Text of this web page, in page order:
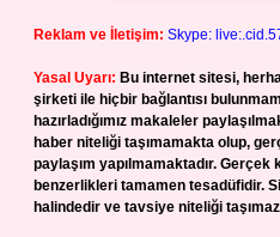
Reklam ve İletişim: Skype:
Yasal Uyarı: Bu internet sitesi,
şirketi ile hiçbir bağlantısı
hazırladığımız makaleler
haber niteliği taşımamakta olup,
paylaşım yapılmamaktadır.
benzerlikleri tamamen tesadüfidir.
halindedir ve tavsiye niteliği